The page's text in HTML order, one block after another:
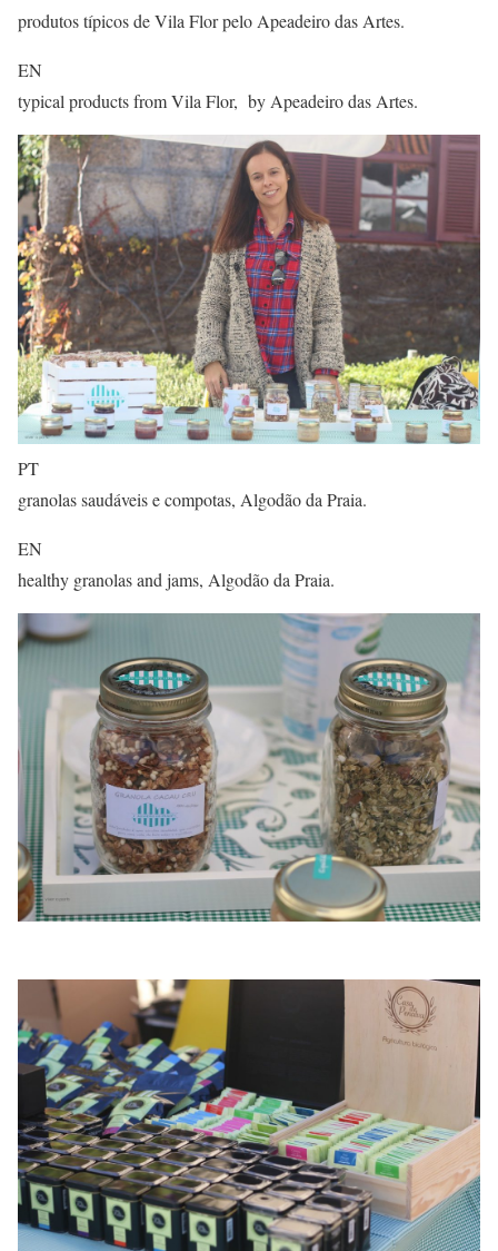
produtos típicos de Vila Flor pelo Apeadeiro das Artes.
EN
typical products from Vila Flor, by Apeadeiro das Artes.
PT
granolas saudáveis e compotas, Algodão da Praia.
EN
healthy granolas and jams, Algodão da Praia.